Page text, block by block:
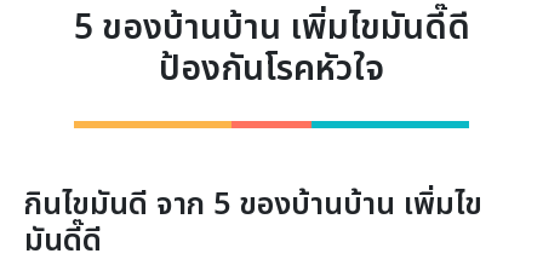
5 ของบ้านบ้าน เพิ่มไขมันดี๊ดี
ป้องกันโรคหัวใจ
กินไขมันดี จาก 5 ของบ้านบ้าน เพิ่มไข
มันดี๊ดี